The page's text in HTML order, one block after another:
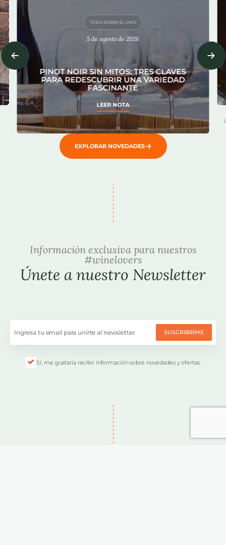
TODO SOBRE EL VINO
5 de agosto de 2026
PINOT NOIR SIN MITOS: TRES CLAVES
PARA REDESCUBRIR UNA VARIEDAD
FASCINANTE
LEER NOTA
EXPLORAR NOVEDADES
Información exclusiva para nuestros
#winelovers
Únete a nuestro Newsletter
SUSCRIBIRME
Sí, me gustaría recibir información sobre novedades y ofertas.